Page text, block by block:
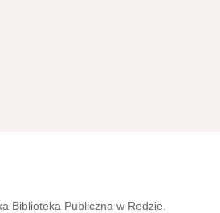
Biblioteka Publiczna w Redzie.